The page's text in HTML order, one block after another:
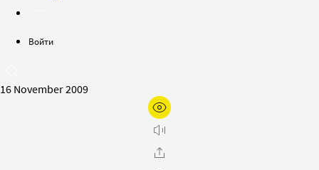
Войти
16 November 2009